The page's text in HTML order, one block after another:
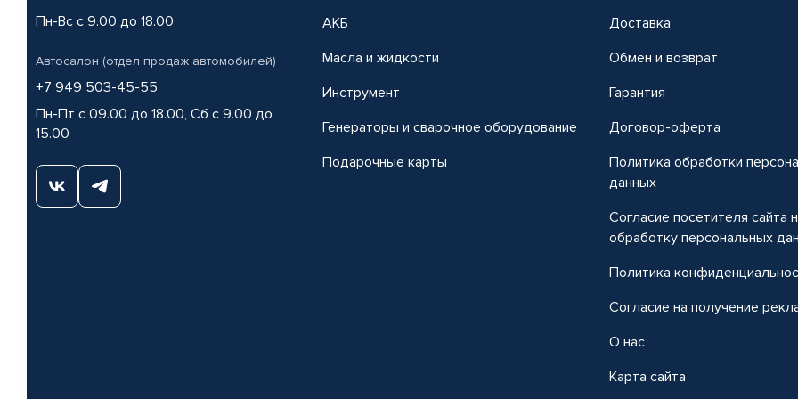
Пн-Вс с 9.00 до 18.00
Автосалон (отдел продаж автомобилей)
+7 949 503-45-55
Пн-Пт с 09.00 до 18.00, Сб с 9.00 до
15.00
АКБ
Масла и жидкости
Инструмент
Генераторы и сварочное оборудование
Подарочные карты
Доставка
Обмен и возврат
Гарантия
Договор-оферта
Политика обработки
данных
Согласие посетителя сайта
обработку персональных
Политика
Согласие на получение
О нас
Карта сайта